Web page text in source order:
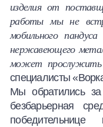
изделия от
работы мы не
мобильного
нержавеющего
может прослужить
специалисты
Мы обратились
безбарьерная